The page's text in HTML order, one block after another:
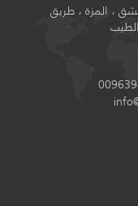
، المزة ، طريق